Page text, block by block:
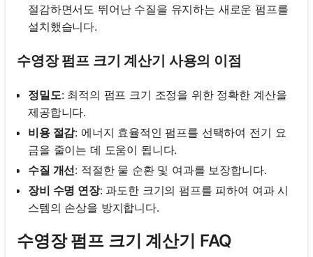
절감하면서도 뛰어난 수질을 유지하는 새로운 펌프를
설치했습니다.
수영장 펌프 크기 계산기 사용의 이점
정밀도: 최적의 펌프 크기 조정을 위한 정확한 계산을
제공합니다.
비용 절감: 에너지 효율적인 펌프를 선택하여 전기 요
금을 줄이는 데 도움이 됩니다.
수질 개선: 적절한 물 순환 및 여과를 보장합니다.
장비 수명 연장: 과도한 크기의 펌프를 피하여 여과 시
스템의 손상을 방지합니다.
수영장 펌프 크기 계산기 FAQ